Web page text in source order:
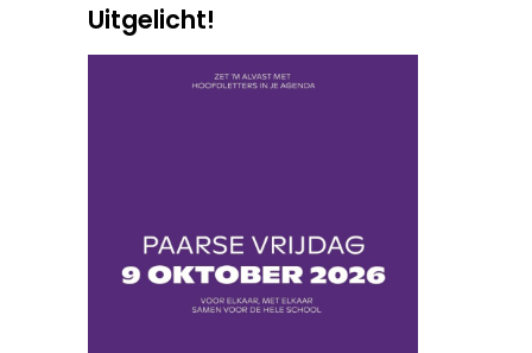
Uitgelicht!